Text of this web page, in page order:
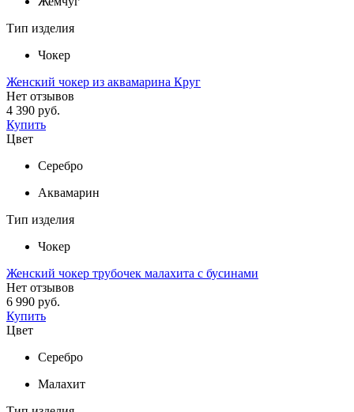
Тип изделия
Чокер
Женский чокер из аквамарина Круг
Нет отзывов
4 390 руб.
Купить
Цвет
Серебро
Аквамарин
Тип изделия
Чокер
Женский чокер трубочек малахита с бусинами
Нет отзывов
6 990 руб.
Купить
Цвет
Серебро
Малахит